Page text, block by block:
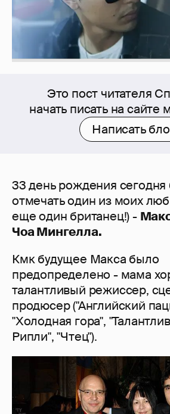
Это пост читателя
начать писать на
Написать
33 день рождения сегодня
отмечать один из моих
еще один британец!) -
Чоа Мингелла.
Кмк будущее Макса было
предопределено - мама
талантливый режиссер,
продюсер ("Английский
"Холодная гора",
Рипли", "Чтец").